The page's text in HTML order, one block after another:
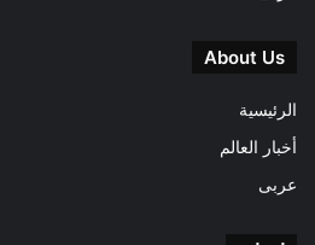
About Us
الرئيسية
أخبار العالم
عربى